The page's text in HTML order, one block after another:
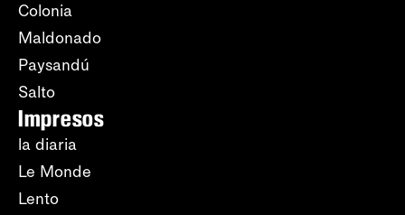
Colonia
Maldonado
Paysandú
Salto
Impresos
la diaria
Le Monde
Lento